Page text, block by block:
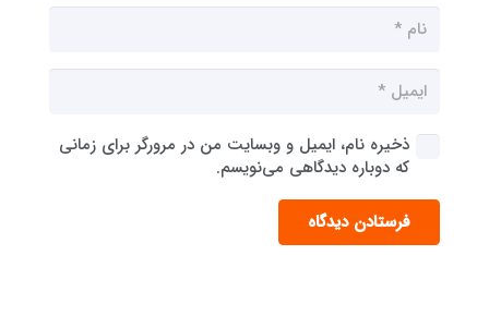
ذخیره نام، ایمیل و وبسایت من در مرورگر برای زمانی
که دوباره دیدگاهی می‌نویسم.
فرستادن دیدگاه